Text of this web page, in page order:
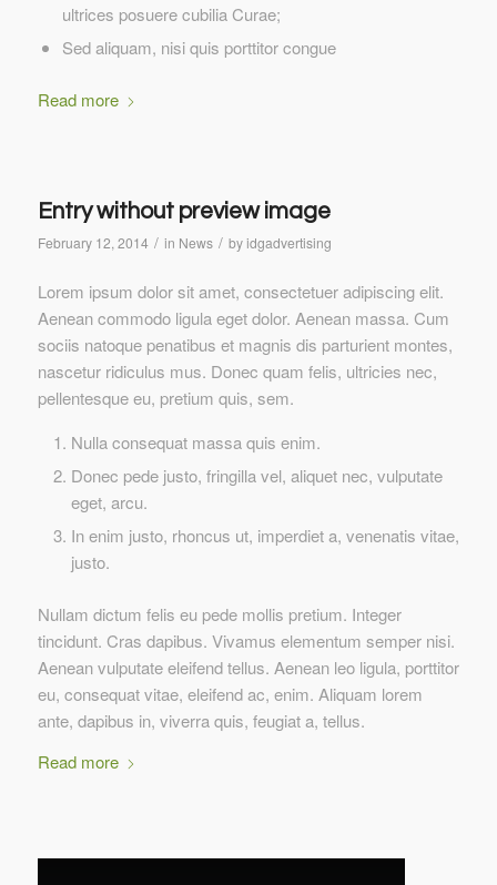
ultrices posuere cubilia Curae;
Sed aliquam, nisi quis porttitor congue
Read more
Entry without preview image
February 12, 2014 / in News / byidgadvertising
Lorem ipsum dolor sit amet, consectetuer adipiscing elit.
Aenean commodo ligula eget dolor. Aenean massa. Cum
sociis natoque penatibus et magnis dis parturient montes,
nascetur ridiculus mus. Donec quam felis, ultricies nec,
pellentesque eu, pretium quis, sem.
Nulla consequat massa quis enim.
Donec pede justo, fringilla vel, aliquet nec, vulputate
eget, arcu.
In enim justo, rhoncus ut, imperdiet a, venenatis vitae,
justo.
Nullam dictum felis eu pede mollis pretium. Integer
tincidunt. Cras dapibus. Vivamus elementum semper nisi.
Aenean vulputate eleifend tellus. Aenean leo ligula, porttitor
eu, consequat vitae, eleifend ac, enim. Aliquam lorem
ante, dapibus in, viverra quis, feugiat a, tellus.
Read more